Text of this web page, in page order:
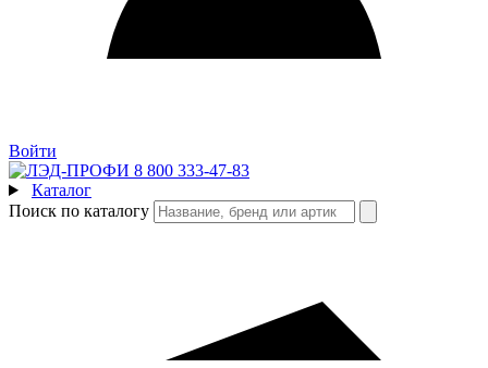
Войти
8 800 333-47-83
Каталог
Поиск по каталогу